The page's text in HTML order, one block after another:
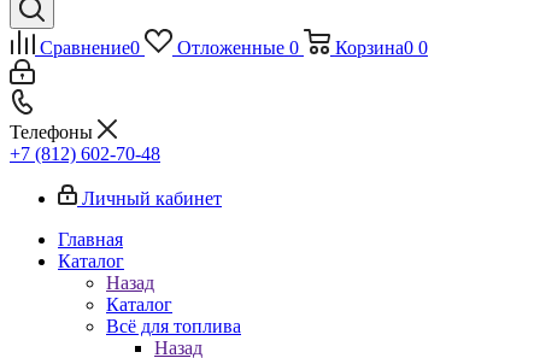
Сравнение0 Отложенные 0 Корзина0 0
Телефоны
+7 (812) 602-70-48
Личный кабинет
Главная
Каталог
Назад
Каталог
Всё для топлива
Назад